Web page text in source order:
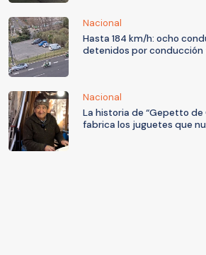
Nacional
Hasta 184 km/h: ocho
detenidos por conducción
Nacional
La historia de “Gepetto de
fabrica los juguetes que